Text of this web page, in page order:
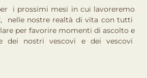
i prossimi mesi in cui lavoreremo
nelle nostre realtà di vita con tutti
per favorire momenti di ascolto e
nostri vescovi e dei vescovi